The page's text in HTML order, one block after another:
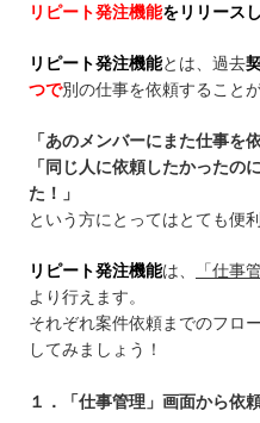
リピート発注機能をリリース
リピート発注機能とは、過去
つで別の仕事を依頼すること
「あのメンバーにまた仕事を
「同じ人に依頼したかったの
た！」
という方にとってはとても便
リピート発注機能は、 「仕事
より行えます。
それぞれ案件依頼までのフロ
してみましょう！
１．「仕事管理」画面から依